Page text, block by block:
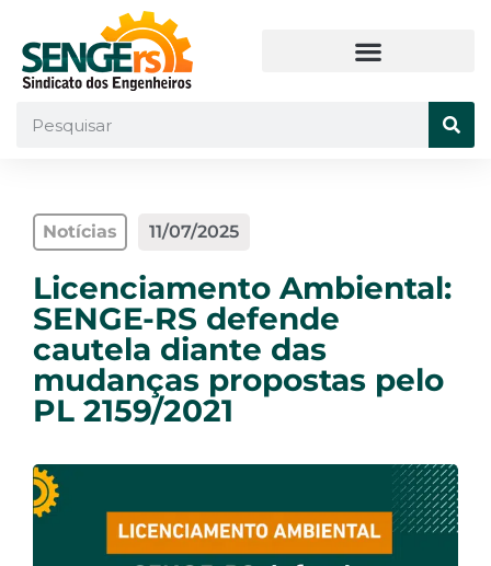
Notícias 11/07/2025
Licenciamento Ambiental:
SENGE-RS defende
cautela diante das
mudanças propostas pelo
PL 2159/2021